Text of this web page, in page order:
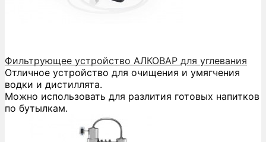
Фильтрующее устройство АЛКОВАР для углевания
Отличное устройство для очищения и умягчения
водки и дистиллята.
Можно использовать для разлития готовых напитков
по бутылкам.